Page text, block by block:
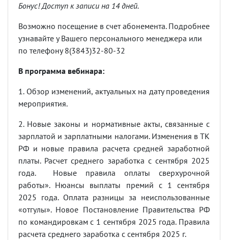
Бонус! Доступ к записи на 14 дней.
Возможно посещение в счет абонемента. Подробнее
узнавайте у Вашего персонального менеджера или
по телефону 8(3843)32-80-32
В программа вебинара:
1. Обзор изменений, актуальных на дату проведения
мероприятия.
2. Новые законы и нормативные акты, связанные с
зарплатой и зарплатными налогами. Изменения в ТК
РФ и новые правила расчета средней заработной
платы. Расчет среднего заработка с сентября 2025
года. Новые правила оплаты сверхурочной
работы». Нюансы выплаты премий с 1 сентября
2025 года. Оплата разницы за неиспользованные
«отгулы». Новое Постановление Правительства РФ
по командировкам с 1 сентября 2025 года. Правила
расчета среднего заработка с сентября 2025 г.